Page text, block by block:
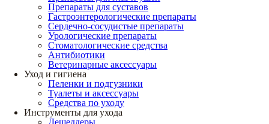
Препараты для суставов
Гастроэнтерологические препараты
Сердечно-сосудистые препараты
Урологические препараты
Стоматологические средства
Антибиотики
Ветеринарные аксессуары
Уход и гигиена
Пеленки и подгузники
Туалеты и аксессуары
Средства по уходу
Инструменты для ухода
Дешеддеры